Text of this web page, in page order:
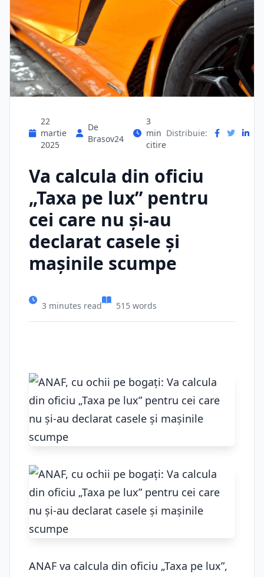
22
martie
2025
De
Brasov24
3
min
citire
Distribuie:
Va calcula din oficiu
„Taxa pe lux” pentru
cei care nu și-au
declarat casele și
mașinile scumpe
3 minutes read 515 words
ANAF va calcula din oficiu „Taxa pe lux”,